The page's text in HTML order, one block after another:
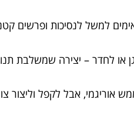
למשל לנסיכות ופרשים
או לחדר – יצירה שמשלבת
אוריגמי, אבל לקפל וליצור